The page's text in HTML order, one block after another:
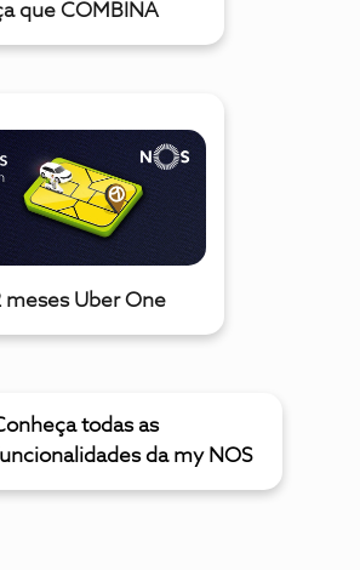
que COMBINA
meses Uber One
todas as
da my NOS